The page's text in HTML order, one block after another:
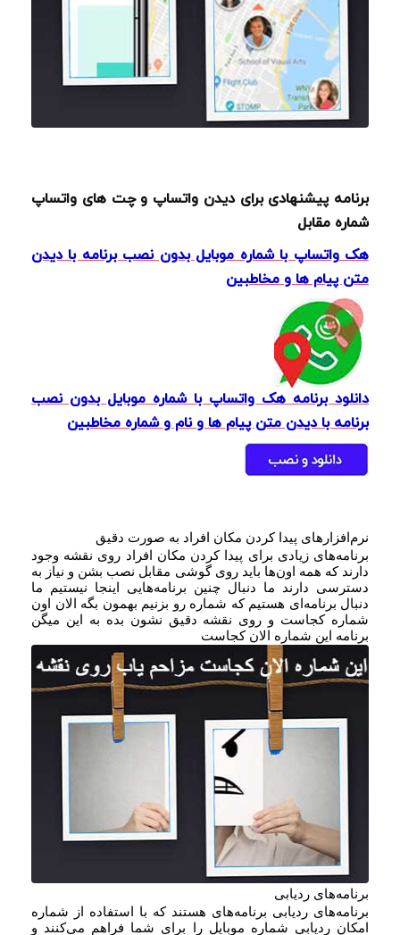
برنامه پیشنهادی برای دیدن واتساپ و چت های واتساپ
شماره مقابل
هک واتساپ با شماره موبایل بدون نصب برنامه با دیدن
متن پیام ها و مخاطبین
دانلود برنامه هک واتساپ با شماره موبایل بدون نصب
برنامه با دیدن متن پیام ها و نام و شماره مخاطبین
نرم‌افزارهای پیدا کردن مکان افراد به صورت دقیق
برنامه‌های زیادی برای پیدا کردن مکان افراد روی نقشه وجود
دارند که همه اون‌ها باید روی گوشی مقابل نصب بشن و نیاز به
دسترسی دارند ما دنبال چنین برنامه‌هایی اینجا نیستیم ما
دنبال برنامه‌ای هستیم که شماره رو بزنیم بهمون بگه الان اون
شماره کجاست و روی نقشه دقیق نشون بده به این میگن
برنامه این شماره الان کجاست
برنامه‌های ردیابی
برنامه‌های ردیابی برنامه‌های هستند که با استفاده از شماره
امکان ردیابی شماره موبایل را برای شما فراهم می‌کنند و